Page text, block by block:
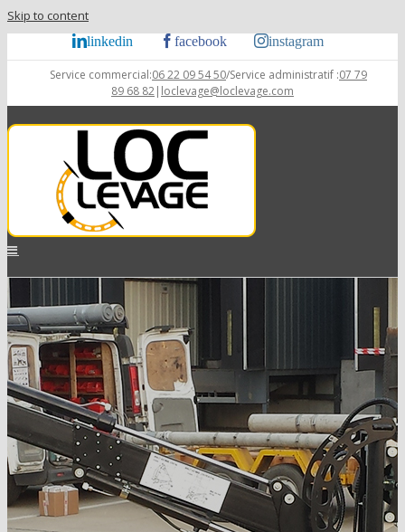
Skip to content
linkedin facebook instagram
Service commercial:06 22 09 54 50/Service administratif :07 79
89 68 82| loclevage@loclevage.com